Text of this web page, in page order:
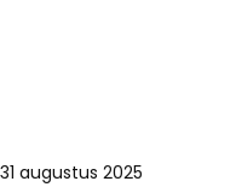
31 augustus 2025